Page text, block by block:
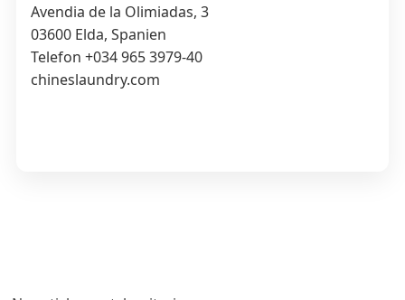
Avendia de la Olimiadas, 3
03600 Elda, Spanien
Telefon +034 965 3979-40
chineslaundry.com